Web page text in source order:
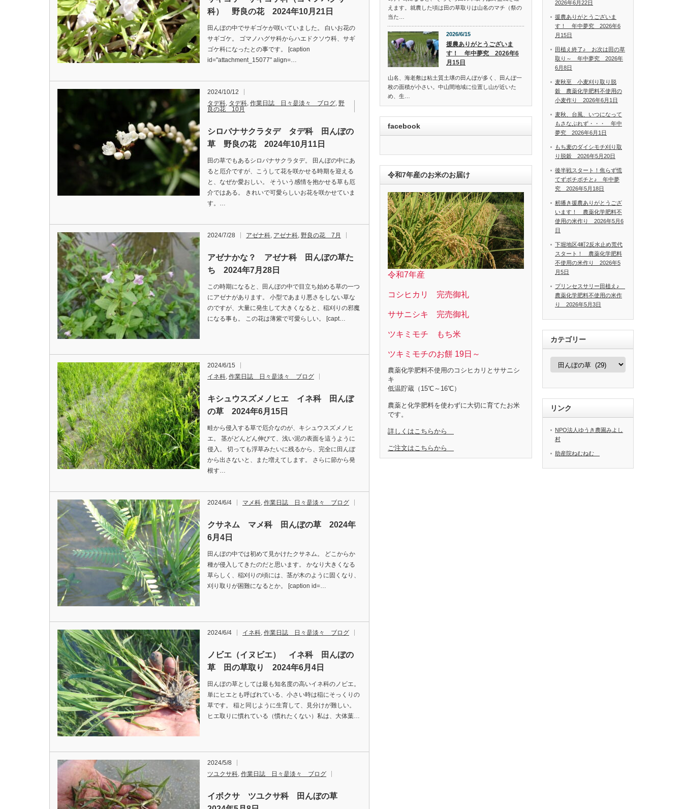
科） 野良の花 2024年10月21日
田んぼの中でサギゴケが咲いていました。 白いお花の
サギゴケ。 ゴマノハグサ科からハエドクソウ科、サギ
ゴケ科になったとの事です。 [caption
id="attachment_15077" align=…
2024/10/12
タデ科, タデ科, 作業日誌 日々是淡々 ブログ, 野
良の花 10月
シロバナサクラタデ タデ科 田んぼの
草 野良の花 2024年10月11日
田の草でもあるシロバナサクラタデ。 田んぼの中にあ
ると厄介ですが、こうして花を咲かせる時期を迎える
と、なぜか愛おしい。 そういう感情を抱かせる草も厄
介ではある。 きれいで可愛らしいお花を咲かせていま
す。…
2024/7/28 アゼナ科, アゼナ科, 野良の花 7月
アゼナかな？ アゼナ科 田んぼの草た
ち 2024年7月28日
この時期になると、田んぼの中で目立ち始める草の一つ
にアゼナがあります。 小型であまり悪さをしない草な
のですが、大量に発生して大きくなると、稲刈りの邪魔
になる事も。 この花は薄紫で可愛らしい。 [capt…
2024/6/15
イネ科, 作業日誌 日々是淡々 ブログ
キシュウスズメノヒエ イネ科 田んぼ
の草 2024年6月15日
畦から侵入する草で厄介なのが、キシュウスズメノヒ
エ。 茎がどんどん伸びて、浅い泥の表面を這うように
侵入。 切っても浮草みたいに残るから、完全に田んぼ
から出さないと、また増えてします。 さらに節から発
根す…
2024/6/4 マメ科, 作業日誌 日々是淡々 ブログ
クサネム マメ科 田んぼの草 2024年
6月4日
田んぼの中では初めて見かけたクサネム。 どこからか
種が侵入してきたのだと思います。 かなり大きくなる
草らしく、稲刈りの頃には、茎が木のように固くなり、
刈り取りが困難になるとか。 [caption id=…
2024/6/4 イネ科, 作業日誌 日々是淡々 ブログ
ノビエ（イヌビエ） イネ科 田んぼの
草 田の草取り 2024年6月4日
田んぼの草としては最も知名度の高いイネ科のノビエ。
単にヒエとも呼ばれている、小さい時は稲にそっくりの
草です。 稲と同じように生育して、見分けが難しい。
ヒエ取りに慣れている（慣れたくない）私は、大体葉…
2024/5/8
ツユクサ科, 作業日誌 日々是淡々 ブログ
イボクサ ツユクサ科 田んぼの草
えます。就農した頃は田の草取りは山名のマチ（祭の
当た…
2026/6/15
援農ありがとうございま
す！ 年中夢究 2026年6
月15日
山名、海老敷は粘土質土壌の田んぼが多く、田んぼ一
枚の面積が小さい。中山間地域に位置し山が近いた
め、生…
facebook
令和7年産のお米のお届け
令和7年産
コシヒカリ 完売御礼
ササニシキ 完売御礼
ツキミモチ もち米
ツキミモチのお餅 19日～
農薬化学肥料不使用のコシヒカリとササニシ
キ
低温貯蔵（15℃～16℃）
農薬と化学肥料を使わずに大切に育てたお米
です。
詳しくはこちらから
ご注文はこちらから
2026年6月22日
援農ありがとうございま
す！ 年中夢究 2026年6
月15日
田植え終了♪ お次は田の草
取り～ 年中夢究 2026年
6月8日
麦秋至 小麦刈り取り脱
穀 農薬化学肥料不使用の
小麦作り 2026年6月1日
麦秋、台風、いつになって
もさなぶれず・・・ 年中
夢究 2026年6月1日
もち麦のダイシモチ刈り取
り脱穀 2026年5月20日
後半戦スタート！焦らず慌
てずボチボチと♪ 年中夢
究 2026年5月18日
籾播き援農ありがとうござ
います！ 農薬化学肥料不
使用の米作り 2026年5月6
日
下堀地区4町2反水止め荒代
スタート！ 農薬化学肥料
不使用の米作り 2026年5
月5日
プリンセスサリー田植え♪
農薬化学肥料不使用の米作
り 2026年5月3日
カテゴリー
カ
ー
リンク
NPO法人ゆうき農園みよし
村
助産院ねむねむ